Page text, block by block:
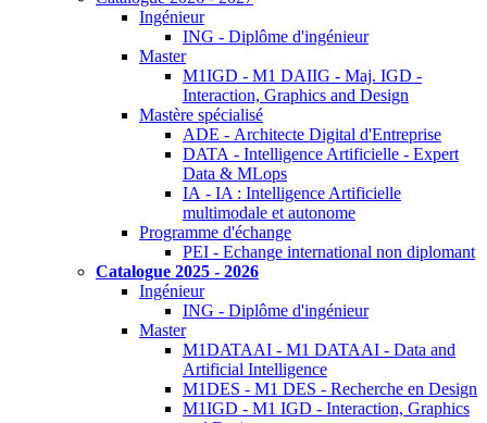
Ingénieur
ING - Diplôme d'ingénieur
Master
M1IGD - M1 DAIIG - Maj. IGD -
Interaction, Graphics and Design
Mastère spécialisé
ADE - Architecte Digital d'Entreprise
DATA - Intelligence Artificielle - Expert
Data & MLops
IA - IA : Intelligence Artificielle
multimodale et autonome
Programme d'échange
PEI - Echange international non diplomant
Catalogue 2025 - 2026
Ingénieur
ING - Diplôme d'ingénieur
Master
M1DATAAI - M1 DATAAI - Data and
Artificial Intelligence
M1DES - M1 DES - Recherche en Design
M1IGD - M1 IGD - Interaction, Graphics